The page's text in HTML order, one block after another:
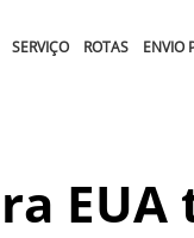
SERVIÇO ROTAS ENVIO